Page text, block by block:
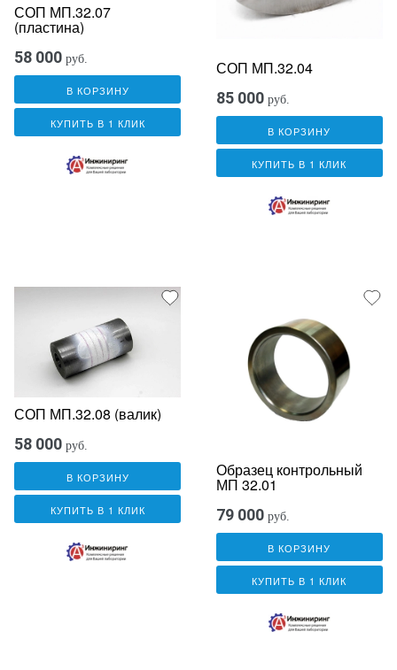
СОП МП.32.07
(пластина)
58 000 руб.
В КОРЗИНУ
КУПИТЬ В 1 КЛИК
СОП МП.32.04
85 000 руб.
В КОРЗИНУ
КУПИТЬ В 1 КЛИК
СОП МП.32.08 (валик)
58 000 руб.
В КОРЗИНУ
КУПИТЬ В 1 КЛИК
Образец контрольный
МП 32.01
79 000 руб.
В КОРЗИНУ
КУПИТЬ В 1 КЛИК